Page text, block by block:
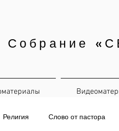
Собрание
Религия Слово от пастора